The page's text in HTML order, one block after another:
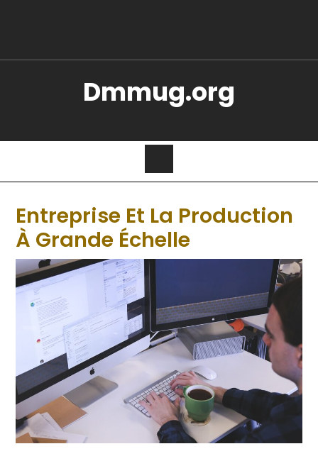
Dmmug.org
Entreprise Et La Production
À Grande Échelle